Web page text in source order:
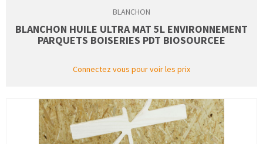
BLANCHON
BLANCHON HUILE ULTRA MAT 5L ENVIRONNEMENT
PARQUETS BOISERIES PDT BIOSOURCEE
Connectez vous pour voir les prix